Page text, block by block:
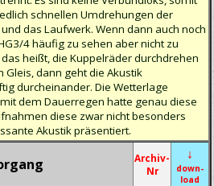
schnellen Umdrehungen der
das Laufwerk. Wenn dann auch noch
4 häufig zu sehen aber nicht zu
das heißt, die Kuppelräder durchdrehen
dann geht die Akustik
durcheinander. Die Wetterlage
dem Dauerregen hatte genau diese
diese zwar nicht besonders
Akustik präsentiert.
Archiv-
Nr
↓
down-
load